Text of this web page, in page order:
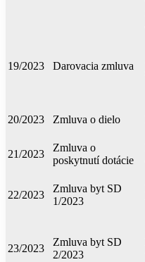
19/2023 Darovacia zmluva
20/2023 Zmluva o dielo
21/2023
Zmluva o
poskytnutí dotácie
22/2023
Zmluva byt SD
1/2023
23/2023
Zmluva byt SD
2/2023